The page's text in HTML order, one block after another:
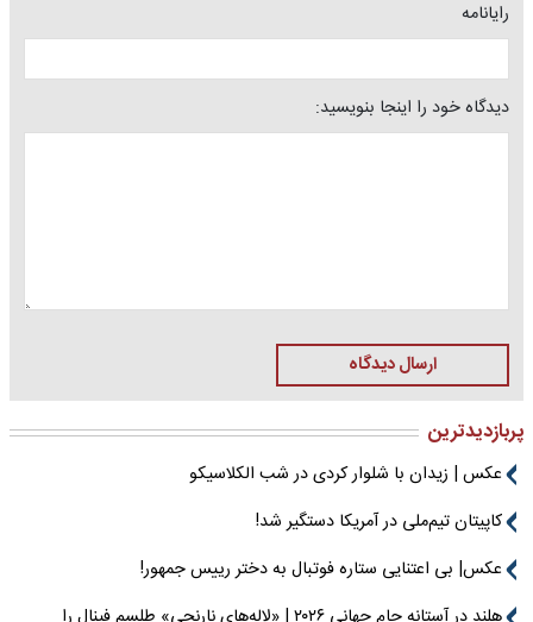
رایانامه
دیدگاه خود را اینجا بنویسید:
ارسال دیدگاه
پربازدیدترین
عکس | زیدان با شلوار کردی در شب الکلاسیکو
کاپیتان تیم‌ملی در آمریکا دستگیر شد!
عکس| بی اعتنایی ستاره فوتبال به دختر رییس جمهور!